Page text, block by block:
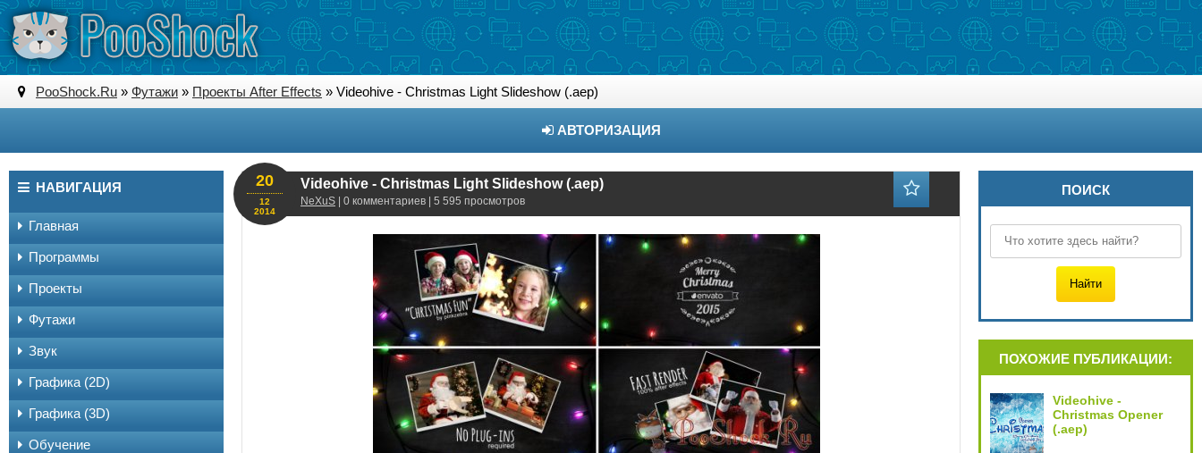
PooShock.Ru » Футажи » Проекты After Effects » Videohive - Christmas Light Slideshow (.aep)
АВТОРИЗАЦИЯ
Videohive - Christmas Light Slideshow (.aep)
NeXuS | 0 комментариев | 5 595 просмотров
20
12
2014
НАВИГАЦИЯ
Главная
Программы
Проекты
Футажи
Звук
Графика (2D)
Графика (3D)
Обучение
ПОИСК
ПОХОЖИЕ ПУБЛИКАЦИИ:
Videohive -
Christmas Opener
(.aep)